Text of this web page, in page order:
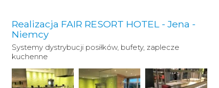
Realizacja FAIR RESORT HOTEL - Jena -
Niemcy
Systemy dystrybucji posiłków, bufety, zaplecze
kuchenne